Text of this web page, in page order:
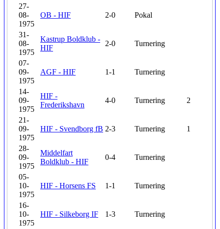
27-
08-
1975
OB - HIF 2-0 Pokal
31-
08-
1975
Kastrup Boldklub -
HIF
2-0 Turnering
07-
09-
1975
AGF - HIF 1-1 Turnering
14-
09-
1975
HIF -
Frederikshavn
4-0 Turnering 2
21-
09-
1975
HIF - Svendborg fB 2-3 Turnering 1
28-
09-
1975
Middelfart
Boldklub - HIF
0-4 Turnering
05-
10-
1975
HIF - Horsens FS 1-1 Turnering
16-
10-
1975
HIF - Silkeborg IF 1-3 Turnering